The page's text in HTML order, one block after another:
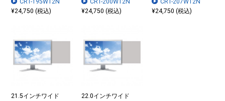
¥24,750 (税込)
¥24,750 (税込)
¥24,750 (税込)
21.5インチワイド
22.0インチワイド